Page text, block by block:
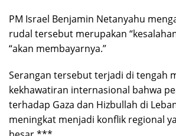
PM Israel Benjamin Netanyahu
rudal tersebut merupakan
“akan membayarnya.”
Serangan tersebut terjadi di tengah
kekhawatiran internasional bahwa
terhadap Gaza dan Hizbullah di
meningkat menjadi konflik regional